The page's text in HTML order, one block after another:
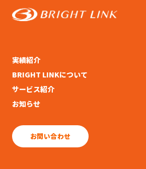
実績紹介
BRIGHT LINKについて
サービス紹介
お知らせ
お問い合わせ